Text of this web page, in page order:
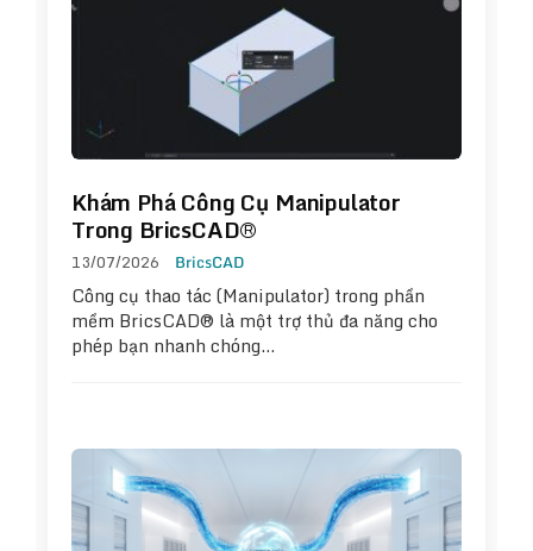
Khám Phá Công Cụ Manipulator
Trong BricsCAD®
13/07/2026 BricsCAD
Công cụ thao tác (Manipulator) trong phần
mềm BricsCAD® là một trợ thủ đa năng cho
phép bạn nhanh chóng…